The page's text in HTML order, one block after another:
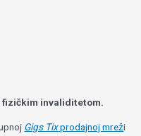
fizičkim invaliditetom.
Gigs Tixprodajnoj mreži